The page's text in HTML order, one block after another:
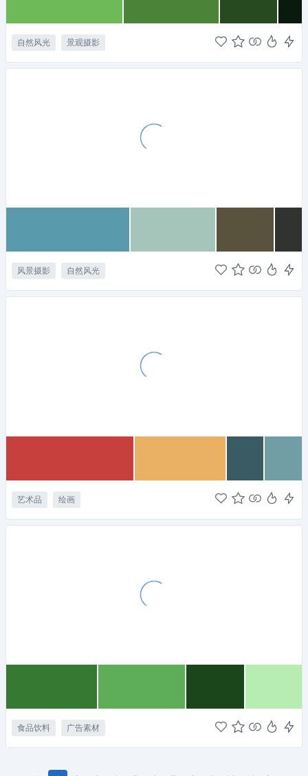
自然风光 景观摄影
风景摄影 自然风光
艺术品 绘画
食品饮料 广告素材